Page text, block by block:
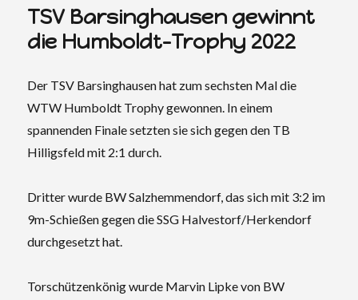
TSV Barsinghausen gewinnt
die Humboldt-Trophy 2022
Der TSV Barsinghausen hat zum sechsten Mal die
WTW Humboldt Trophy gewonnen. In einem
spannenden Finale setzten sie sich gegen den TB
Hilligsfeld mit 2:1 durch.
Dritter wurde BW Salzhemmendorf, das sich mit 3:2 im
9m-Schießen gegen die SSG Halvestorf/Herkendorf
durchgesetzt hat.
Torschützenkönig wurde Marvin Lipke von BW